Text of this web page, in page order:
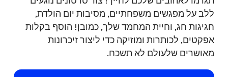
ללב על מפגשים משפחתיים, מסיבות יום הולדת,
חגיגות חג, וחיית המחמד שלך, כמובן! הוסף בקלות
אפקטים, לכותרות ומוזיקה כדי ליצור זיכרונות
מאושרים שלעולם לא תשכח.